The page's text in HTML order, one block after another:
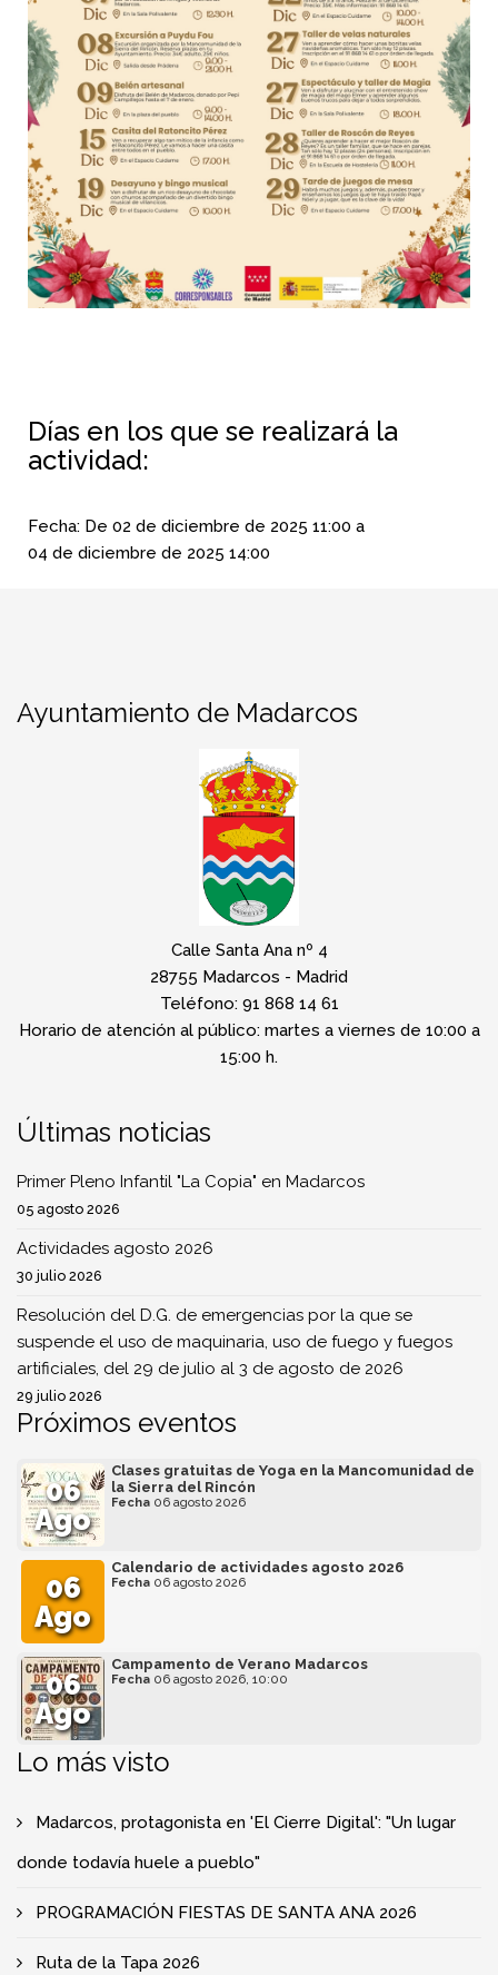
Días en los que se realizará la
actividad:
Fecha: De 02 de diciembre de 2025 11:00 a
04 de diciembre de 2025 14:00
Ayuntamiento de Madarcos
Calle Santa Ana nº 4
28755 Madarcos - Madrid
Teléfono: 91 868 14 61
Horario de atención al público: martes a viernes de 10:00 a
15:00 h.
Últimas noticias
Primer Pleno Infantil "La Copia" en Madarcos
05 agosto 2026
Actividades agosto 2026
30 julio 2026
Resolución del D.G. de emergencias por la que se
suspende el uso de maquinaria, uso de fuego y fuegos
artificiales, del 29 de julio al 3 de agosto de 2026
29 julio 2026
Próximos eventos
06
Ago
Clases gratuitas de Yoga en la Mancomunidad de
la Sierra del Rincón
Fecha 06 agosto 2026
06
Ago
Calendario de actividades agosto 2026
Fecha 06 agosto 2026
06
Ago
Campamento de Verano Madarcos
Fecha 06 agosto 2026, 10:00
Lo más visto
Madarcos, protagonista en 'El Cierre Digital': "Un lugar
donde todavía huele a pueblo"
PROGRAMACIÓN FIESTAS DE SANTA ANA 2026
Ruta de la Tapa 2026